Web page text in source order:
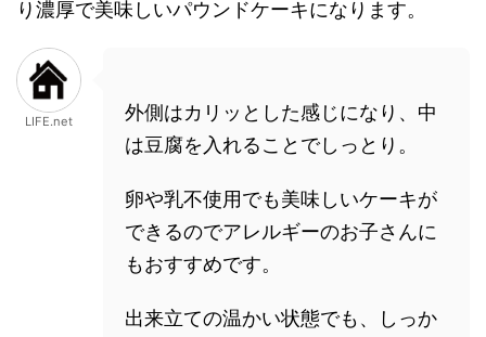
り濃厚で美味しいパウンドケーキになります。
LIFE.net
外側はカリッとした感じになり、中
は豆腐を入れることでしっとり。
卵や乳不使用でも美味しいケーキが
できるのでアレルギーのお子さんに
もおすすめです。
出来立ての温かい状態でも、しっか